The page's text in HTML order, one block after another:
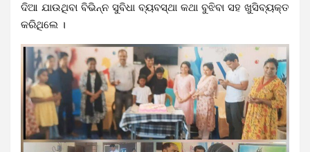
ଦିଆ ଯାଉଥିବା ବିଭିନ୍ନ ସୁବିଧା ବ୍ୟବସ୍ଥା କଥା ବୁଝିବା ସହ ଖୁସିବ୍ୟକ୍ତ
କରିଥିଲେ ।